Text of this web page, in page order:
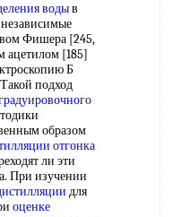
водыв
независимые
Фишера [245,
ацетилом [185]
Б
подход
образом
отгонка
ли эти
При изучении
для
оценке